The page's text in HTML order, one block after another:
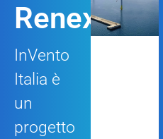
Renexia
InVento
Italia è
un
progetto